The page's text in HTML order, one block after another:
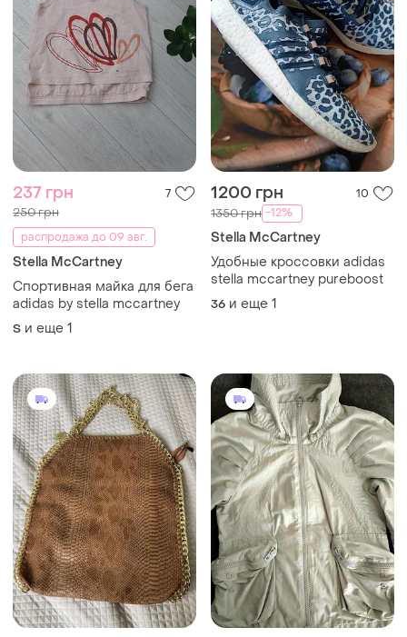
237 грн 7
250 грн
распродажа до 09 авг.
Stella McCartney
Спортивная майка для бега
adidas by stella mccartney
S и еще 1
1200 грн 10
1350 грн -12%
Stella McCartney
Удобные кроссовки adidas
stella mccartney pureboost
36 и еще 1